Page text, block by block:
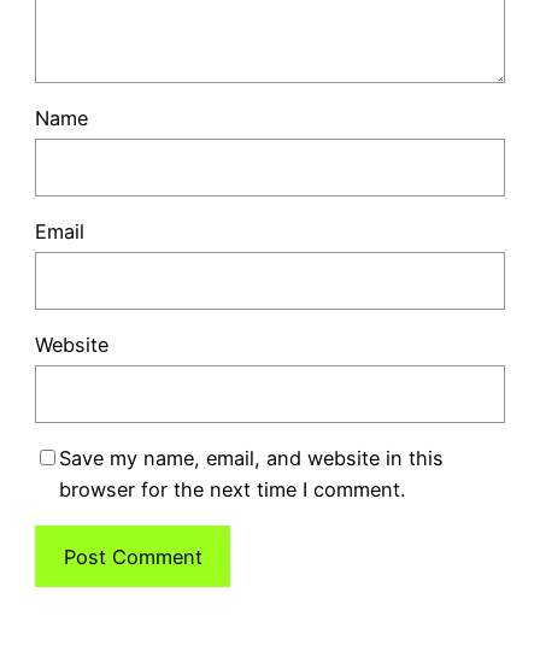
Name
Email
Website
Save my name, email, and website in this
browser for the next time I comment.